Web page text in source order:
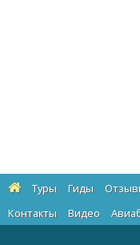
Туры Гиды
Контакты
Видео